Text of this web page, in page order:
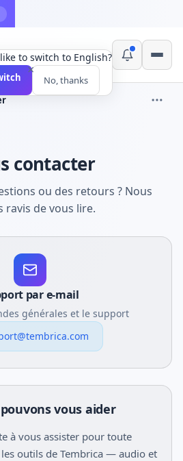
contacter
ou des retours ? Nous
ravis de vous lire.
par e-mail
générales et le support
vous aider
à vous assister pour toute
outils de Tembrica — audio et
×
to switch to English?
No, thanks